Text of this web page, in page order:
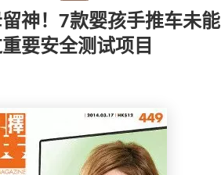
神！7款婴孩手推车未能
要安全测试项目